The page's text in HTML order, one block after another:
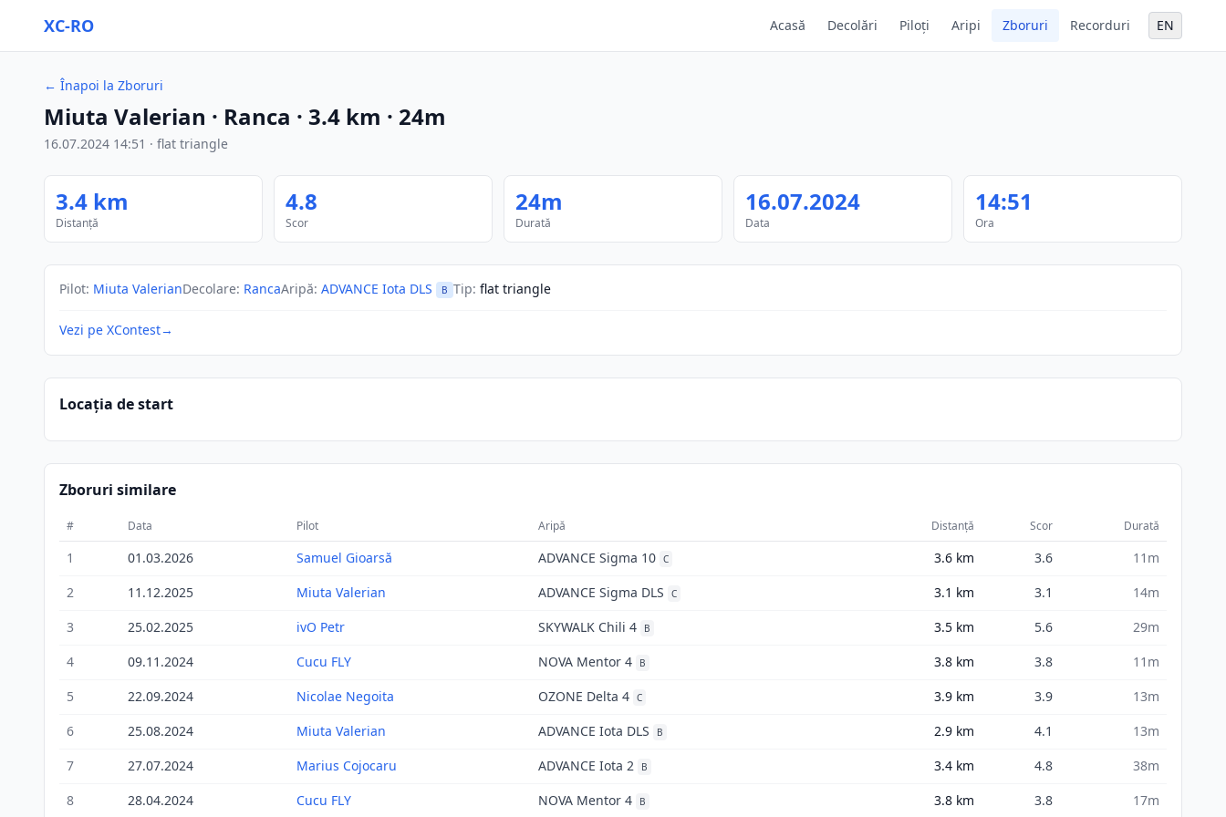
XC-RO Acasă Decolări Piloți Aripi Zboruri Recorduri EN
← Înapoi la Zboruri
Miuta Valerian · Ranca · 3.4 km · 24m
16.07.2024 14:51 · flat triangle
3.4 km
Distanță
4.8
Scor
24m
Durată
16.07.2024
Data
14:51
Ora
Pilot: Miuta ValerianDecolare: RancaAripă: ADVANCE Iota DLS B Tip: flat triangle
Vezi pe XContest→
Locația de start
Zboruri similare
# Data Pilot Aripă Distanță Scor Durată
1 01.03.2026 Samuel Gioarsă ADVANCE Sigma 10 C 3.6 km 3.6
11m
2
11.12.2025 Miuta Valerian ADVANCE Sigma DLS C 3.1 km 3.1
14m
3
25.02.2025 ivO Petr SKYWALK Chili 4 B 3.5 km 5.6
29m
4
09.11.2024 Cucu FLY NOVA Mentor 4 B 3.8 km 3.8
11m
5
22.09.2024 Nicolae Negoita OZONE Delta 4 C 3.9 km 3.9
13m
6
25.08.2024 Miuta Valerian ADVANCE Iota DLS B 2.9 km 4.1
13m
7
27.07.2024 Marius Cojocaru ADVANCE Iota 2 B 3.4 km 4.8
38m
8
28.04.2024 Cucu FLY NOVA Mentor 4 B 3.8 km 3.8 17m